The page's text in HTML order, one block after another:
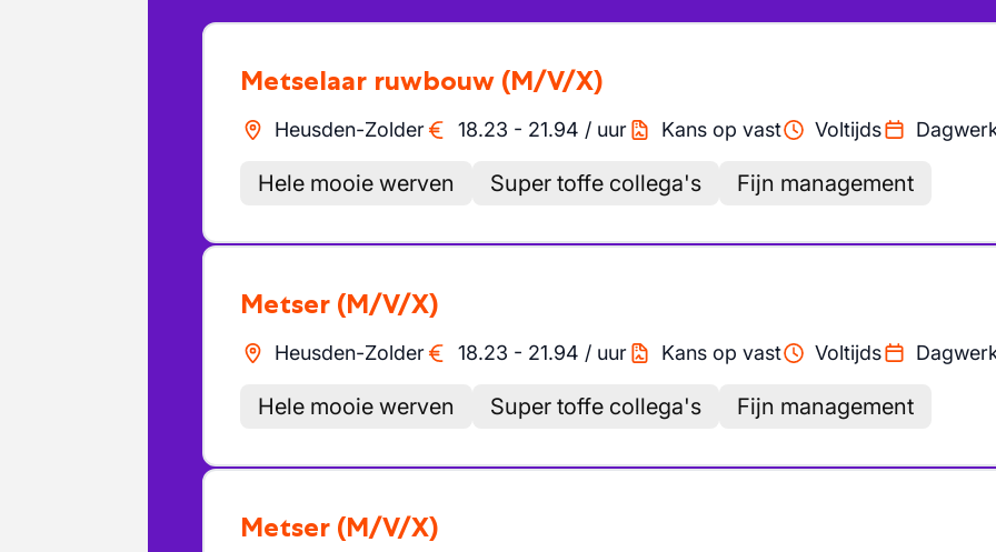
Metselaar ruwbouw (M/V/X)
Heusden-Zolder 18.23 - 21.94 / uur Kans op vast Voltijds
Hele mooie werven Super toffe collega's Fijn management
Metser (M/V/X)
Heusden-Zolder 18.23 - 21.94 / uur Kans op vast Voltijds
Hele mooie werven Super toffe collega's Fijn management
Metser (M/V/X)